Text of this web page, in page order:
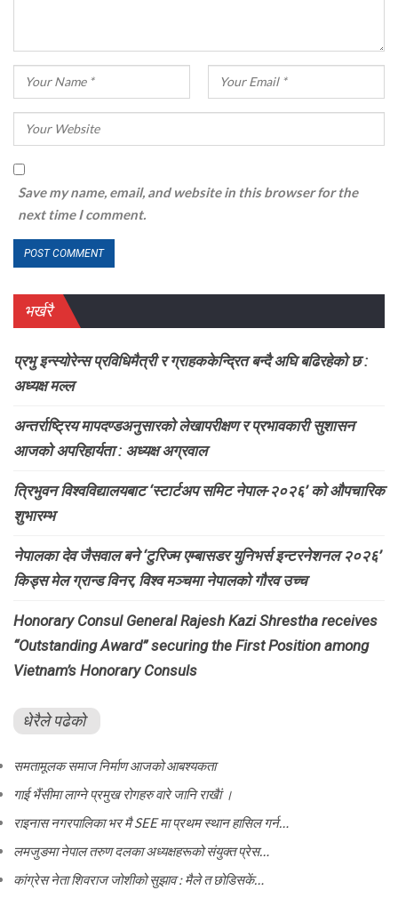
Save my name, email, and website in this browser for the
next time I comment.
भर्खरै
प्रभु इन्स्योरेन्स प्रविधिमैत्री र ग्राहककेन्द्रित बन्दै अघि बढिरहेको छ :
अध्यक्ष मल्ल
अन्तर्राष्ट्रिय मापदण्डअनुसारको लेखापरीक्षण र प्रभावकारी सुशासन
आजको अपरिहार्यता : अध्यक्ष अग्रवाल
त्रिभुवन विश्वविद्यालयबाट ‘स्टार्टअप समिट नेपाल-२०२६’ को औपचारिक
शुभारम्भ
नेपालका देव जैसवाल बने ‘टुरिज्म एम्बासडर युनिभर्स इन्टरनेशनल २०२६’
किड्स मेल ग्रान्ड विनर, विश्व मञ्चमा नेपालको गौरव उच्च
Honorary Consul General Rajesh Kazi Shrestha receives
“Outstanding Award” securing the First Position among
Vietnam’s Honorary Consuls
धेरैले पढेको
समतामूलक समाज निर्माण आजको आबश्यकता
गाई भैंसीमा लाग्ने प्रमुख रोगहरु वारे जानि राखैां ।
राइनास नगरपालिका भर मै SEE मा प्रथम स्थान हासिल गर्न…
लमजुङमा नेपाल तरुण दलका अध्यक्षहरूको संयुक्त प्रेस…
कांग्रेस नेता शिवराज जोशीको सुझाव : मैले त छोडिसकें…